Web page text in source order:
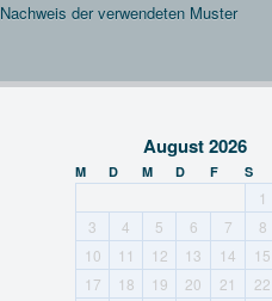
Nachweis der verwendeten Muster
August 2026
M D M D F S
1
3
4 5 6 7 8
10
11 12 13 14 15
17
18 19 20 21 22